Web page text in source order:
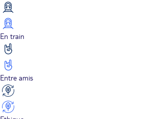
En train
Entre amis